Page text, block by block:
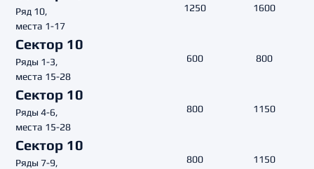
Ряд 10,
места 1-17
1250 1600
Сектор 10
Ряды 1-3,
места 15-28
600 800
Сектор 10
Ряды 4-6,
места 15-28
800 1150
Сектор 10
Ряды 7-9,
800 1150